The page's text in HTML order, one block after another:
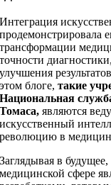
Интеграция
продемонстрировала
трансформации
точности
улучшения
этом блоге,такие
Национальная
Томаса, являются
искусственный
революцию в
Заглядывая в
медицинской сфере